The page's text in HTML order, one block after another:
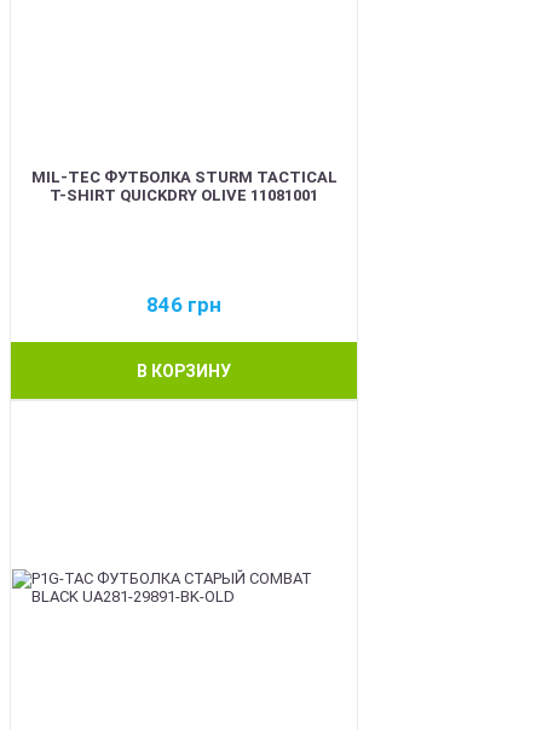
MIL-TEC ФУТБОЛКА STURM TACTICAL
T-SHIRT QUICKDRY OLIVE 11081001
846 грн
В КОРЗИНУ